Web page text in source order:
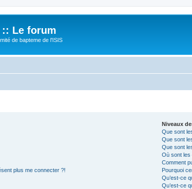
:: Le forum
de bapteme de l'ISIS
plus me connecter ?!
Niveaux
Que sont
Que sont
Que sont
Où sont les
Comment
Pourquoi
Qu’est-ce
Qu’est-ce